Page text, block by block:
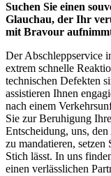
Suchen Sie einen
Glauchau, der Ihr
mit Bravour
Der Abschleppservice
extrem schnelle
technischen Defekten
assistieren Ihnen
nach einem
Sie zur Beruhigung
Entscheidung, uns,
zu mandatieren,
Stich lässt. In uns
einen verlässlichen